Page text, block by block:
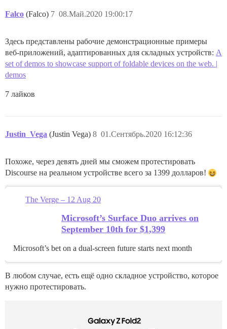
Falco (Falco) 08.Май.2020 19:00:17
7
Здесь представлены рабочие демонстрационные примеры
веб-приложений, адаптированных для складных устройств: A
set of demos to showcase support of foldable devices on the web. |
demos
7 лайков
Justin_Vega (Justin Vega) 01.Сентябрь.2020 16:12:36
8
Похоже, через девять дней мы сможем протестировать
Discourse на реальном устройстве всего за 1399 долларов!
The Verge – 12 Aug 20
Microsoft’s Surface Duo arrives on
September 10th for $1,399
Microsoft’s bet on a dual-screen future starts next month
В любом случае, есть ещё одно складное устройство, которое
нужно протестировать.